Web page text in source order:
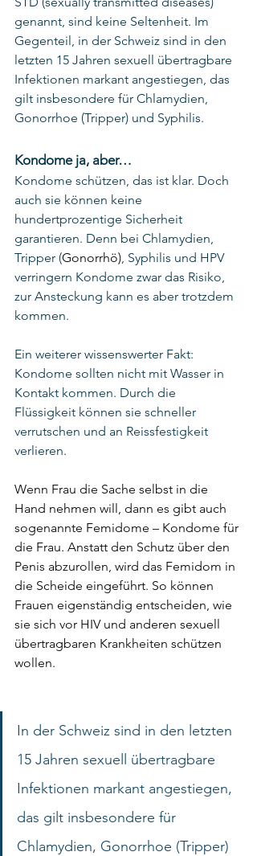
genannt, sind keine Seltenheit. Im
Gegenteil, in der Schweiz sind in den
letzten 15 Jahren sexuell übertragbare
Infektionen markant angestiegen, das
gilt insbesondere für Chlamydien,
Gonorrhoe (Tripper) und Syphilis.
Kondome ja, aber…
Kondome schützen, das ist klar. Doch
auch sie können keine
hundertprozentige Sicherheit
garantieren. Denn bei Chlamydien,
Tripper (Gonorrhö), Syphilis und HPV
verringern Kondome zwar das Risiko,
zur Ansteckung kann es aber trotzdem
kommen.
Ein weiterer wissenswerter Fakt:
Kondome sollten nicht mit Wasser in
Kontakt kommen. Durch die
Flüssigkeit können sie schneller
verrutschen und an Reissfestigkeit
verlieren.
Wenn Frau die Sache selbst in die
Hand nehmen will, dann es gibt auch
sogenannte Femidome – Kondome für
die Frau. Anstatt den Schutz über den
Penis abzurollen, wird das Femidom in
die Scheide eingeführt. So können
Frauen eigenständig entscheiden, wie
sie sich vor HIV und anderen sexuell
übertragbaren Krankheiten schützen
wollen.
In der Schweiz sind in den letzten
15 Jahren sexuell übertragbare
Infektionen markant angestiegen,
das gilt insbesondere für
Chlamydien, Gonorrhoe (Tripper)